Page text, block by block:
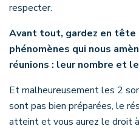
respecter.
Avant tout, gardez en tête
phénomènes qui nous
réunions : leur nombre et
Et malheureusement les 2
sont pas bien préparées, le
atteint et vous aurez le droit